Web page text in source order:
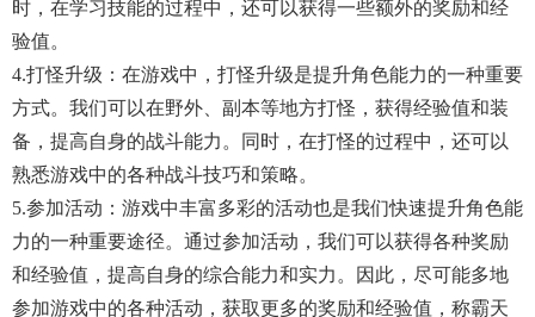
时，在学习技能的过程中，还可以获得一些额外的奖励和经
验值。
4.打怪升级：在游戏中，打怪升级是提升角色能力的一种重要
方式。我们可以在野外、副本等地方打怪，获得经验值和装
备，提高自身的战斗能力。同时，在打怪的过程中，还可以
熟悉游戏中的各种战斗技巧和策略。
5.参加活动：游戏中丰富多彩的活动也是我们快速提升角色能
力的一种重要途径。通过参加活动，我们可以获得各种奖励
和经验值，提高自身的综合能力和实力。因此，尽可能多地
参加游戏中的各种活动，获取更多的奖励和经验值，称霸天